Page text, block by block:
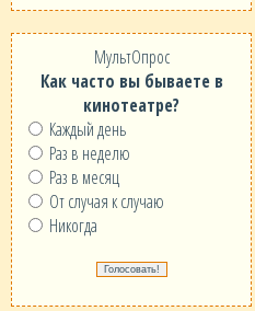
МультОпрос
Как часто вы бываете в
кинотеатре?
Каждый день
Раз в неделю
Раз в месяц
От случая к случаю
Никогда